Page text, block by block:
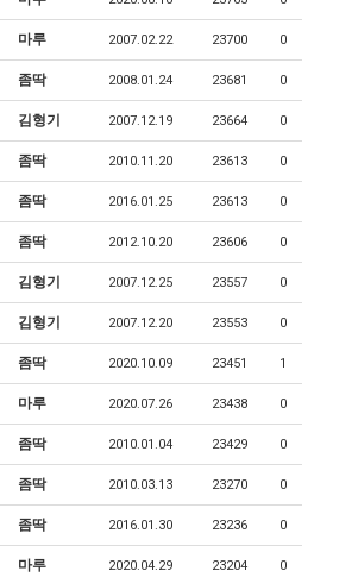
마루 2007.02.22 23700 0
좀딱 2008.01.24 23681 0
김형기 2007.12.19 23664 0
좀딱 2010.11.20 23613 0
좀딱 2016.01.25 23613 0
좀딱 2012.10.20 23606 0
김형기 2007.12.25 23557 0
김형기 2007.12.20 23553 0
좀딱 2020.10.09 23451 1
마루 2020.07.26 23438 0
좀딱 2010.01.04 23429 0
좀딱 2010.03.13 23270 0
좀딱 2016.01.30 23236 0
마루 2020.04.29 23204 0